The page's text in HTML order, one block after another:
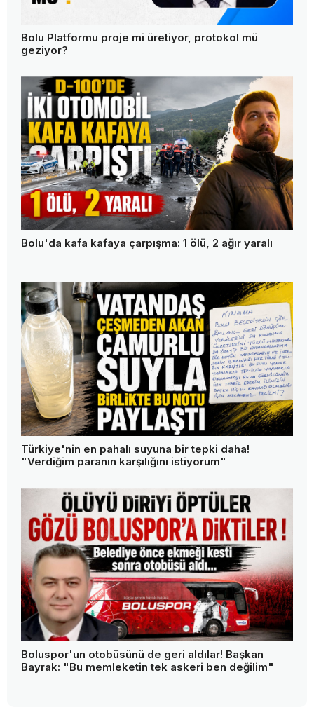
Bolu Platformu proje mi üretiyor, protokol mü
geziyor?
Bolu'da kafa kafaya çarpışma: 1 ölü, 2 ağır yaralı
Türkiye'nin en pahalı suyuna bir tepki daha!
"Verdiğim paranın karşılığını istiyorum"
Boluspor'un otobüsünü de geri aldılar! Başkan
Bayrak: "Bu memleketin tek askeri ben değilim"